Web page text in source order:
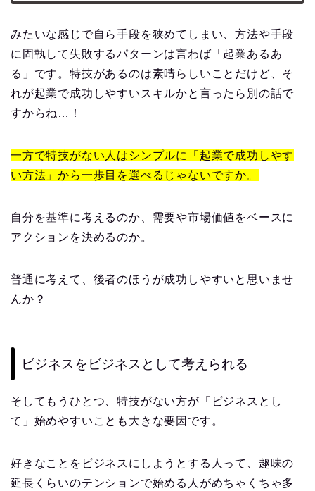
みたいな感じで自ら手段を狭めてしまい、方法や手段
に固執して失敗するパターンは言わば「起業あるあ
る」です。特技があるのは素晴らしいことだけど、そ
れが起業で成功しやすいスキルかと言ったら別の話で
すからね…！
一方で特技がない人はシンプルに「起業で成功しやす
い方法」から一歩目を選べるじゃないですか。
自分を基準に考えるのか、需要や市場価値をベースに
アクションを決めるのか。
普通に考えて、後者のほうが成功しやすいと思いませ
んか？
ビジネスをビジネスとして考えられる
そしてもうひとつ、特技がない方が「ビジネスとし
て」始めやすいことも大きな要因です。
好きなことをビジネスにしようとする人って、趣味の
延長くらいのテンションで始める人がめちゃくちゃ多